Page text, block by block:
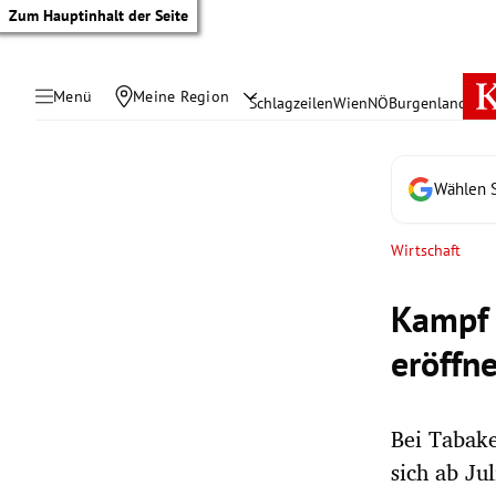
Zum Hauptinhalt der Seite
Menü Meine Region SchlagzeilenWienNÖBurgenland
Wählen
Wirtschaft
Bei
sich ab